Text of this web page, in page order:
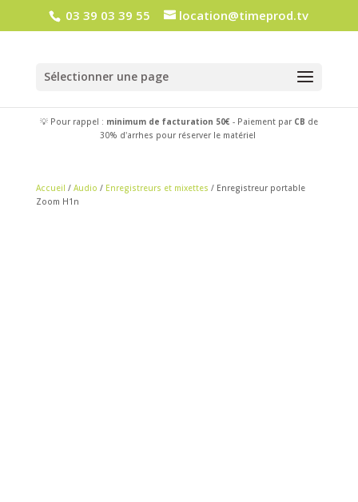
03 39 03 39 55 location@timeprod.tv
Sélectionner une page
💡 Pour rappel : minimum de facturation 50€ - Paiement par CB de
30% d'arrhes pour réserver le matériel
Accueil / Audio / Enregistreurs et mixettes / Enregistreur portable
Zoom H1n